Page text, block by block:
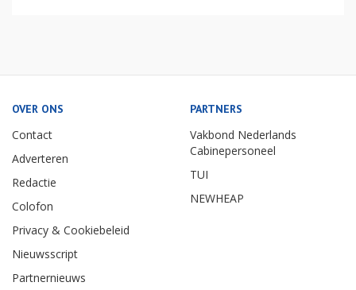
OVER ONS
Contact
Adverteren
Redactie
Colofon
Privacy & Cookiebeleid
Nieuwsscript
Partnernieuws
PARTNERS
Vakbond Nederlands
Cabinepersoneel
TUI
NEWHEAP